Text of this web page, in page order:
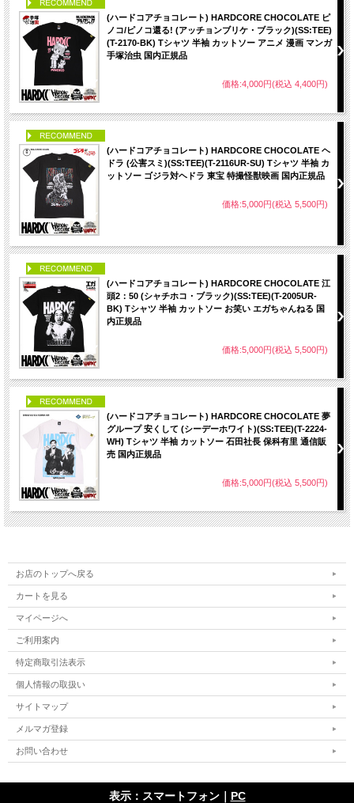
(ハードコアチョコレート) HARDCORE CHOCOLATE ピ
ノコ/ピノコ還る! (アッチョンブリケ・ブラック)(SS:TEE)
(T-2170-BK) Tシャツ 半袖 カットソー アニメ 漫画 マンガ
手塚治虫 国内正規品
価格:4,000円(税込 4,400円)
(ハードコアチョコレート) HARDCORE CHOCOLATE ヘ
ドラ (公害スミ)(SS:TEE)(T-2116UR-SU) Tシャツ 半袖 カ
ットソー ゴジラ対ヘドラ 東宝 特撮怪獣映画 国内正規品
価格:5,000円(税込 5,500円)
(ハードコアチョコレート) HARDCORE CHOCOLATE 江
頭2：50 (シャチホコ・ブラック)(SS:TEE)(T-2005UR-
BK) Tシャツ 半袖 カットソー お笑い エガちゃんねる 国
内正規品
価格:5,000円(税込 5,500円)
(ハードコアチョコレート) HARDCORE CHOCOLATE 夢
グループ 安くして (シーデーホワイト)(SS:TEE)(T-2224-
WH) Tシャツ 半袖 カットソー 石田社長 保科有里 通信販
売 国内正規品
価格:5,000円(税込 5,500円)
お店のトップへ戻る
カートを見る
マイページへ
ご利用案内
特定商取引法表示
個人情報の取扱い
サイトマップ
メルマガ登録
お問い合わせ
表示：スマートフォン｜ PC